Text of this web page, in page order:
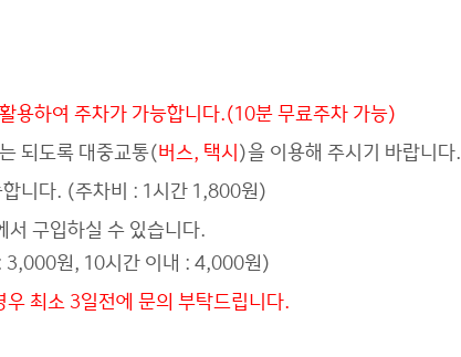
용하여 주차가 가능합니다.(10분 무료주차 가능)
되도록 대중교통(버스, 택시)을 이용해 주시기 바랍니다.
니다. (주차비 : 1시간 1,800원)
구입하실 수 있습니다.
원, 10시간 이내 : 4,000원)
최소 3일전에 문의 부탁드립니다.